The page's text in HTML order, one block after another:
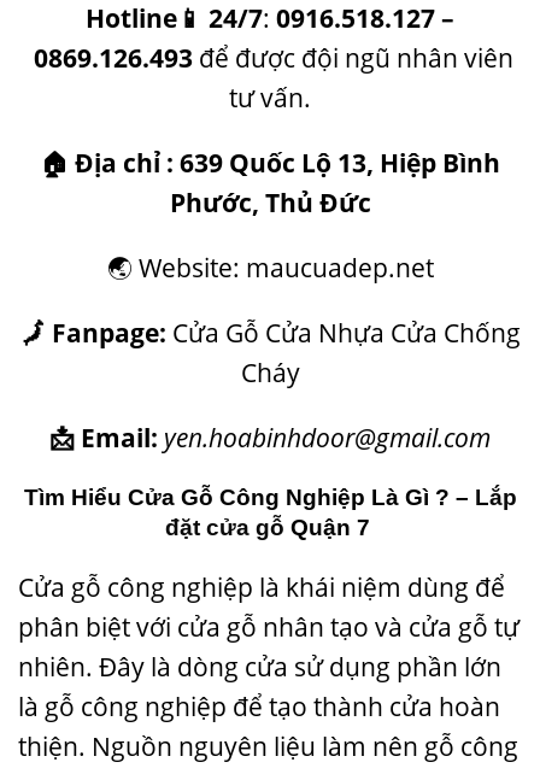
Hotline 📱 24/7: 0916.518.127–
0869.126.493để được đội ngũ nhân viên
tư vấn.
🏠 Địa chỉ : 639 Quốc Lộ 13, Hiệp Bình
Phước, Thủ Đức
🌏 Website: maucuadep.net
🗾 Fanpage: Cửa Gỗ Cửa Nhựa Cửa Chống
Cháy
📩 Email: yen.hoabinhdoor@gmail.com
Tìm Hiểu Cửa Gỗ Công Nghiệp Là Gì ? – Lắp
đặt cửa gỗ Quận 7
Cửa gỗ công nghiệp là khái niệm dùng để
phân biệt với cửa gỗ nhân tạo và cửa gỗ tự
nhiên. Đây là dòng cửa sử dụng phần lớn
là gỗ công nghiệp để tạo thành cửa hoàn
thiện. Nguồn nguyên liệu làm nên gỗ công